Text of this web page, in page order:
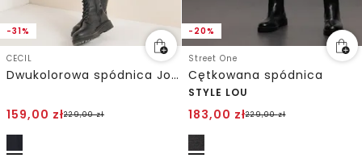
-31%
CECIL
Dwukolorowa spódnica Jogg
159,00 zł229,00zł
-20%
Street One
Cętkowana spódnica
STYLE LOU
183,00 zł229,00zł